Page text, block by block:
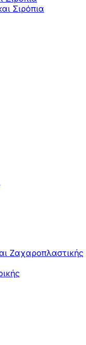
Σιρόπια
Ζαχαροπλαστικής